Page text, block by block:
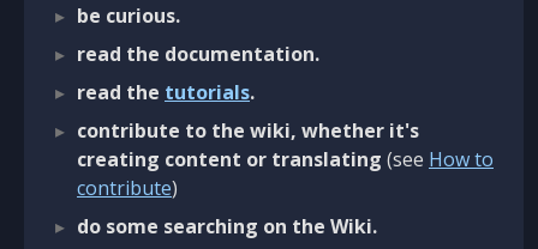
be curious.
read the documentation.
read the tutorials.
contribute to the wiki, whether it's
creating content or translating (see How to
contribute)
do some searching on the Wiki.